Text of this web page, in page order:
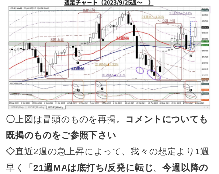
〇 上図は冒頭のものを再掲。 コメントについても
既掲のものをご参照下さい
◇直近2週の急上昇によって、我々の想定より1週
早く「21週MAは底打ち/反発に転じ 、今週以降の